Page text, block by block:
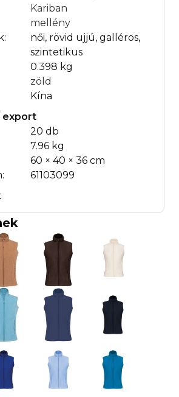
Kariban
mellény
női, rövid ujjú, galléros,
szintetikus
0.398 kg
zöld
Kína
export
20 db
7.96 kg
60 × 40 × 36 cm
61103099